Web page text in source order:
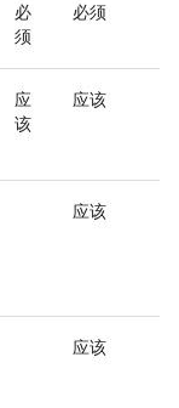
必
须
必须
应
该
应该
应该
应该